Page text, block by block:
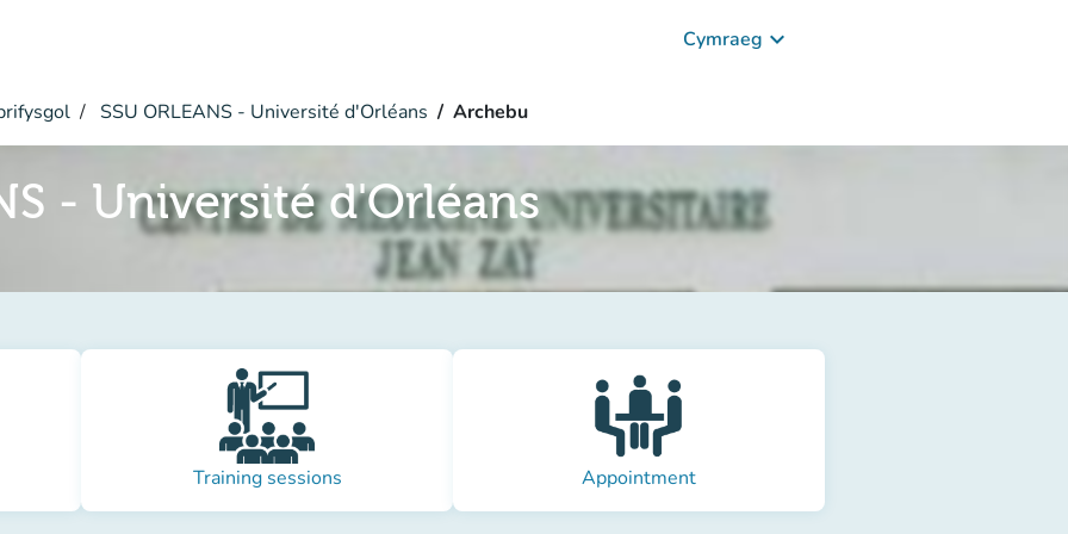
Cymraeg keyboard_arrow_down
SSU ORLEANS - Université d'Orléans Archebu
- Université d'Orléans
Training sessions Appointment